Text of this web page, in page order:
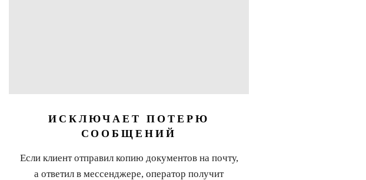
ИСКЛЮЧАЕТ ПОТЕРЮ
СООБЩЕНИЙ
Если клиент отправил копию документов на почту,
а ответил в мессенджере, оператор получит